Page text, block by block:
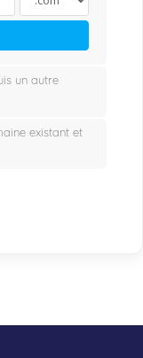
un autre
existant et